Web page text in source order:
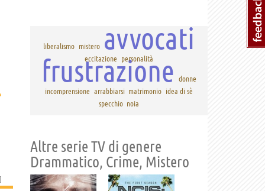
]
liberalismo mistero avvocati
eccitazione personalità
frustrazione
donne
incomprensione arrabbiarsi matrimonio idea di sè
specchio noia
Altre serie TV di genere
Drammatico, Crime, Mistero